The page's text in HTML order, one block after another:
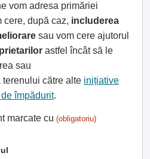
vom adresa primăriei
cere, după caz, includerea
sau vom cere ajutorul
astfel încât să le
sau
către alte inițiative
împădurit.
marcate cu (obligatoriu)